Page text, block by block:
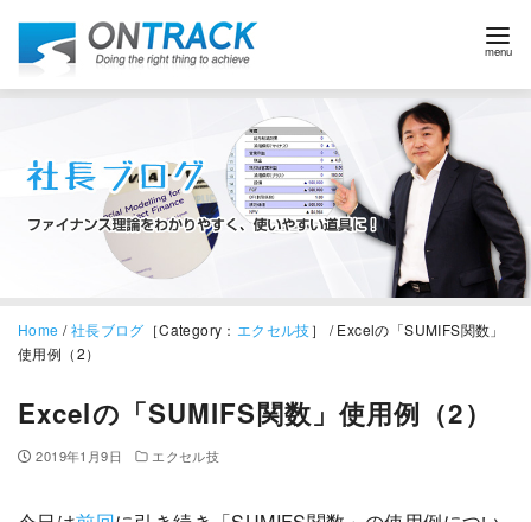
Home /社長ブログ ［Category： エクセル技］ / Excelの「SUMIFS関数」
使用例（2）
Excelの「SUMIFS関数」使用例（2）
2019年1月9日 エクセル技